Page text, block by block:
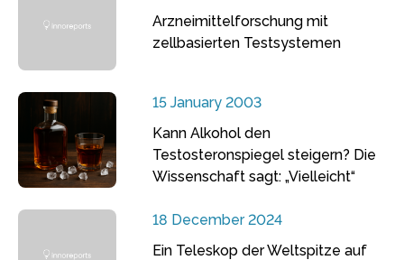
Arzneimittelforschung mit
zellbasierten Testsystemen
15 January 2003
Kann Alkohol den
Testosteronspiegel steigern? Die
Wissenschaft sagt: „Vielleicht“
18 December 2024
Ein Teleskop der Weltspitze auf